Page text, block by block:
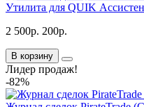
Утилита для QUIK
2 500р. 200р.
В корзину
Лидер продаж!
-82%